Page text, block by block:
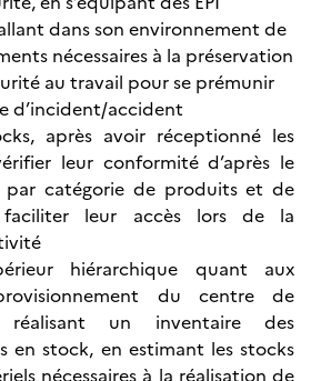
dans son environnement de
nécessaires à la préservation
au travail pour se prémunir
d’incident/accident
après avoir réceptionné les
leur conformité d’après le
par catégorie de produits et de
faciliter leur accès lors de la
hiérarchique quant aux
du centre de
réalisant un inventaire des
en stock, en estimant les stocks
nécessaires à la réalisation de